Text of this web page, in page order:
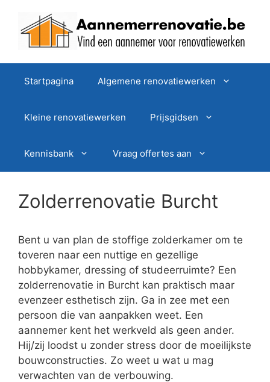
Startpagina Algemene renovatiewerken
Kleine renovatiewerken Prijsgidsen
Kennisbank Vraag offertes aan
Zolderrenovatie Burcht
Bent u van plan de stoffige zolderkamer om te
toveren naar een nuttige en gezellige
hobbykamer, dressing of studeerruimte? Een
zolderrenovatie in Burcht kan praktisch maar
evenzeer esthetisch zijn. Ga in zee met een
persoon die van aanpakken weet. Een
aannemer kent het werkveld als geen ander.
Hij/zij loodst u zonder stress door de moeilijkste
bouwconstructies. Zo weet u wat u mag
verwachten van de verbouwing.